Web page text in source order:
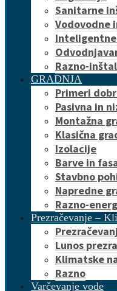
Sanitarne
Vodovodne
Razno-
GRADNJA
Primeri
Pasivna in
Montažna
Klasična
Izolacije
Barve in
Stavbno
Napredne
Razno-
Prezračevanje –
Lunos
Klimatske
Razno
Varčevanje vode